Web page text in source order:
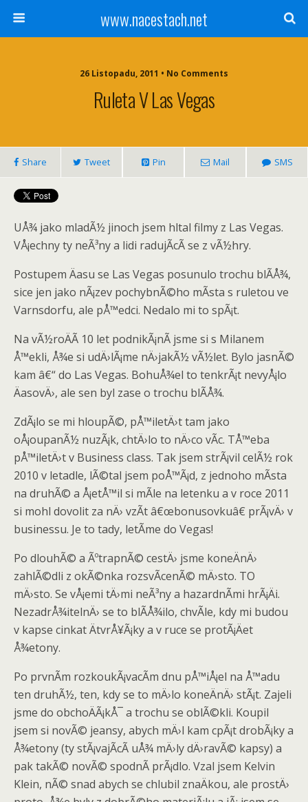
www.nacestach.net
26 Listopadu, 2011 • No Comments
Ruleta V Las Vegas
Share Tweet Pin Mail SMS
UÅ¾ jako mladÃ½ jinoch jsem hltal filmy z Las Vegas.
VÅ¡echny ty neÃ³ny a lidi radujÃ­cÃ­ se z vÃ½hry.
Postupem Äasu se Las Vegas posunulo trochu blÃ­Å¾,
sice jen jako nÃ¡zev pochybnÃ©ho mÃ­sta s ruletou ve
Varnsdorfu, ale pÅ™edci. Nedalo mi to spÃ¡t.
Na vÃ½roÄÃ­ 10 let podnikÃ¡nÃ­ jsme si s Milanem
Å™ekli, Å¾e si udÄ›lÃ¡me nÄ›jakÃ½ vÃ½let. Bylo jasnÃ©
kam â€“ do Las Vegas. BohuÅ¾el to tenkrÃ¡t nevyÅ¡lo
ÄasovÄ›, ale sen byl zase o trochu blÃ­Å¾.
ZdÃ¡lo se mi hloupÃ©, pÅ™iletÄ›t tam jako
oÅ¡oupanÃ½ nuzÃ¡k, chtÄ›lo to nÄ›co vÃ­c. TÅ™eba
pÅ™iletÄ›t v Business class. Tak jsem strÃ¡vil celÃ½ rok
2010 v letadle, lÃ©tal jsem poÅ™Ã¡d, z jednoho mÃ­sta
na druhÃ© a Å¡etÅ™il si mÃ­le na letenku a v roce 2011
si mohl dovolit za nÄ› vzÃ­t â€œbonusovkuâ€ prÃ¡vÄ› v
businessu. Je to tady, letÃ­me do Vegas!
Po dlouhÃ© a ÃºtrapnÃ© cestÄ› jsme koneÄnÄ›
zahlÃ©dli z okÃ©nka rozsvÃ­cenÃ© mÄ›sto. TO
mÄ›sto. Se vÅ¡emi tÄ›mi neÃ³ny a hazardnÃ­mi hrÃ¡Äi.
NezadrÅ¾itelnÄ› se to blÃ­Å¾ilo, chvÃ­le, kdy mi budou
v kapse cinkat ÄtvrÅ¥Ã¡ky a v ruce se protÃ¡Äet
Å¾etony.
Po prvnÃ­m rozkoukÃ¡vacÃ­m dnu pÅ™iÅ¡el na Å™adu
ten druhÃ½, ten, kdy se to mÄ›lo koneÄnÄ› stÃ¡t. Zajeli
jsme do obchoÄÃ¡kÅ¯ a trochu se oblÃ©kli. Koupil
jsem si novÃ© jeansy, abych mÄ›l kam cpÃ¡t drobÃ¡ky a
Å¾etony (ty stÃ¡vajÃ­cÃ­ uÅ¾ mÄ›ly dÄ›ravÃ© kapsy) a
pak takÃ© novÃ© spodnÃ­ prÃ¡dlo. Vzal jsem Kelvin
Klein, nÃ© snad abych se chlubil znaÄkou, ale prostÄ›